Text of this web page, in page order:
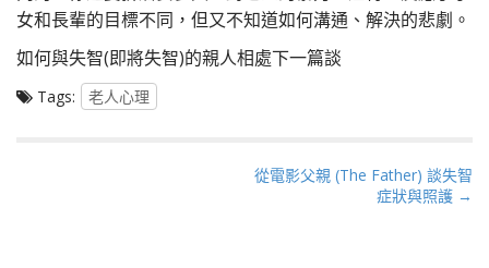
女和長輩的目標不同，但又不知道如何溝通、解決的悲劇。
如何與失智(即將失智)的親人相處下一篇談
Tags: 老人心理
從電影父親 (The Father) 談失智
症狀與照護 →